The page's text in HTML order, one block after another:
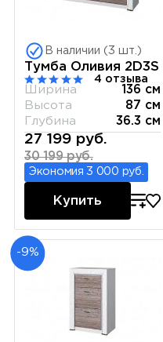
В наличии (3 шт.)
Тумба Оливия 2D3S
4 отзыва
Ширина
136 см
Высота
87 см
Глубина
36.3 см
27 199 руб.
30 199 руб.
Экономия 3 000 руб.
Купить
-9%